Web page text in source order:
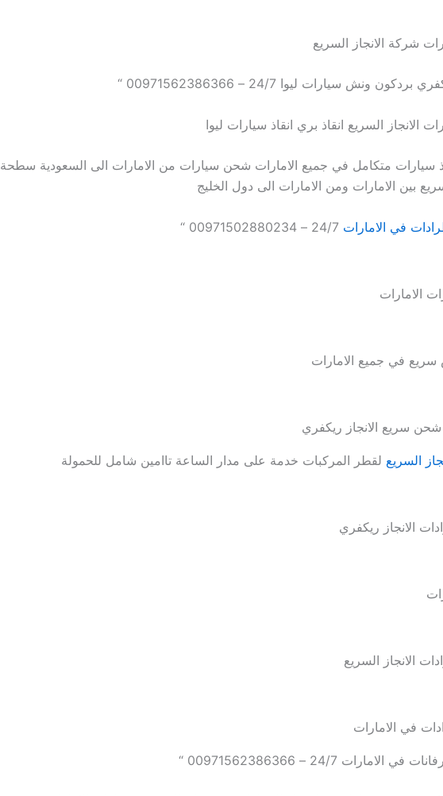
شركة الانجاز السريع
ونش سيارات ليوا 24/7 – 00971562386366 “
الانجاز السريع انقاذ بري انقاذ سيارات ليوا
سيارات متكامل في جميع الامارات شحن سيارات من الامارات الى السعودية سطحة
بين الامارات ومن الامارات الى دول الخليج
في الامارات
الامارات
سريع في جميع الامارات
شحن سريع الانجاز ريكفري
السريع لقطر المركبات خدمة على مدار الساعة تاامين شامل للحمولة
الانجاز ريكفري
الانجاز السريع
في الامارات
24/7 – 00971562386366 “